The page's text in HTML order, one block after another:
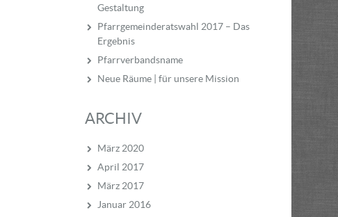
Gestaltung
Pfarrgemeinderatswahl 2017 – Das
Ergebnis
Pfarrverbandsname
Neue Räume | für unsere Mission
ARCHIV
März 2020
April 2017
März 2017
Januar 2016